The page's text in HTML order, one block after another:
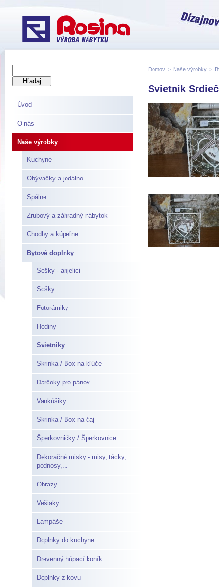
Úvod
O nás
Naše výrobky
Kuchyne
Obývačky a jedálne
Spálne
Zrubový a záhradný nábytok
Chodby a kúpeľne
Bytové doplnky
Sošky - anjelici
Sošky
Fotorámiky
Hodiny
Svietniky
Skrinka / Box na kľúče
Darčeky pre pánov
Vankúšiky
Skrinka / Box na čaj
Šperkovničky / Šperkovnice
Dekoračné misky - misy, tácky,
podnosy,...
Obrazy
Vešiaky
Lampáše
Doplnky do kuchyne
Drevenný húpací koník
Doplnky z kovu
Domov > Naše výrobky >
Svietnik